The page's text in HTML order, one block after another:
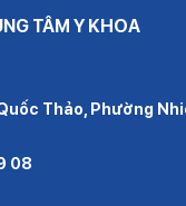
TÂM Y KHOA
Thảo, Phường
08